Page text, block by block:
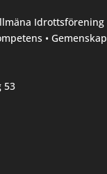
• Gemenskap
53